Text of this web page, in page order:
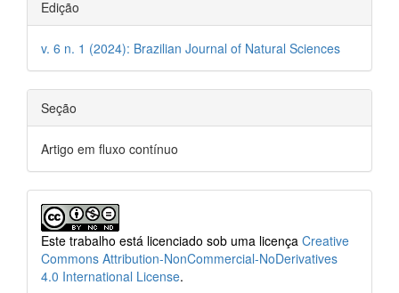
Edição
v. 6 n. 1 (2024): Brazilian Journal of Natural Sciences
Seção
Artigo em fluxo contínuo
Este trabalho está licenciado sob uma licença Creative
Commons Attribution-NonCommercial-NoDerivatives
4.0 International License.